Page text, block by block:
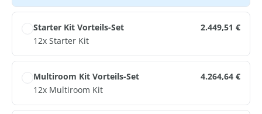
Starter Kit Vorteils-Set
12x Starter Kit
2.449,51 €
Multiroom Kit Vorteils-Set
12x Multiroom Kit
4.264,64 €